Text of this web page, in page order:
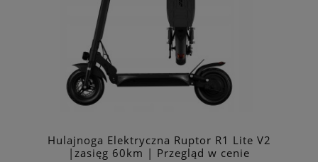
Hulajnoga Elektryczna Ruptor R1 Lite V2
|zasięg 60km | Przegląd w cenie